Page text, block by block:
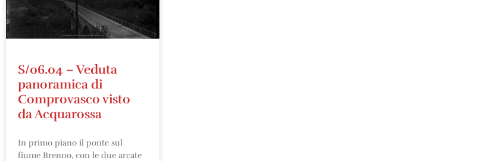
S/06.04 – Veduta
panoramica di
Comprovasco visto
da Acquarossa
In primo piano il ponte sul
fiume Brenno, con le due arcate